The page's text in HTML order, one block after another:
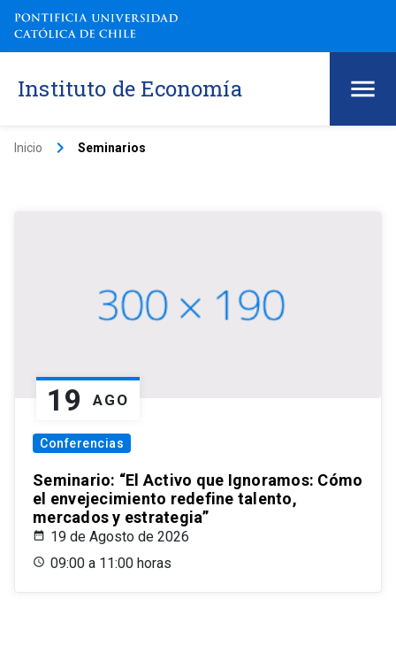
Instituto de Economía
Inicio keyboard_arrow_right Seminarios
19 AGO
Conferencias
Seminario: “El Activo que Ignoramos: Cómo
el envejecimiento redefine talento,
mercados y estrategia”
19 de Agosto de 2026
09:00 a 11:00 horas